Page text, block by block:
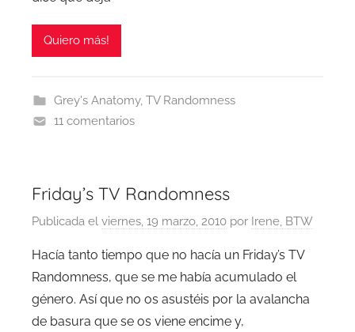
Quiero más!
Grey's Anatomy, TV Randomness
11 comentarios
Friday’s TV Randomness
Publicada el viernes, 19 marzo, 2010 por Irene, BTW
Hacía tanto tiempo que no hacía un Friday’s TV
Randomness, que se me había acumulado el
género. Así que no os asustéis por la avalancha
de basura que se os viene encime y,